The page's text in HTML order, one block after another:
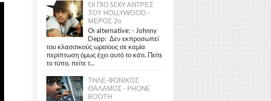
ΟΙ ΠΙΟ SEXY ΑΝΤΡΕΣ
ΤΟΥ HOLLYWOOD -
ΜΕΡΟΣ 2ο
Οι alternative: - Johnny
Depp: Δεν εκπροσωπεί
του κλασσικούς ωραίους σε καμία
περίπτωση όμως έχει αυτό το κάτι. Πείτε
το τύπο, πείτε τ...
ΤΗΛΕ-ΦΟΝΙΚΟΣ
ΘΑΛΑΜΟΣ - PHONE
BOOTH